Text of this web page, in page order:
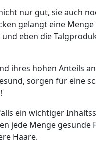
nur gut, sie auch
gelangt eine
eben die
ihres hohen Anteils
sorgen für eine
ein wichtiger
jede Menge
Haare.